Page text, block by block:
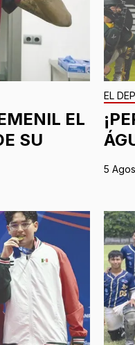
EL
SU
EL
5